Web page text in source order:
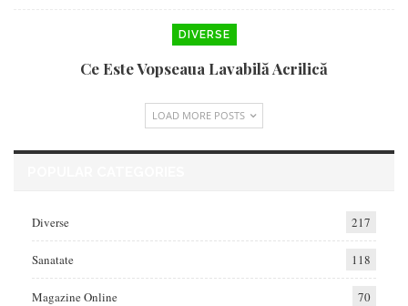
DIVERSE
Ce Este Vopseaua Lavabilă Acrilică
LOAD MORE POSTS
Diverse 217
Sanatate 118
Magazine Online 70